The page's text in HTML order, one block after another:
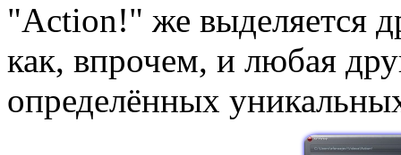
"Action!" же выделяется
как, впрочем, и любая
определённых